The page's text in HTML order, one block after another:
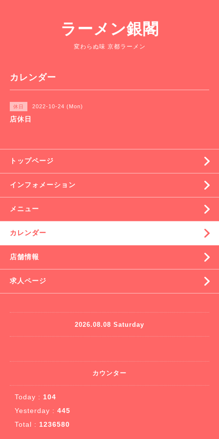
ラーメン銀閣
変わらぬ味 京都ラーメン
カレンダー
休日 2022-10-24 (Mon)
店休日
トップページ
インフォメーション
メニュー
カレンダー
店舗情報
求人ページ
2026.08.08 Saturday
カウンター
Today : 104
Yesterday : 445
Total : 1236580